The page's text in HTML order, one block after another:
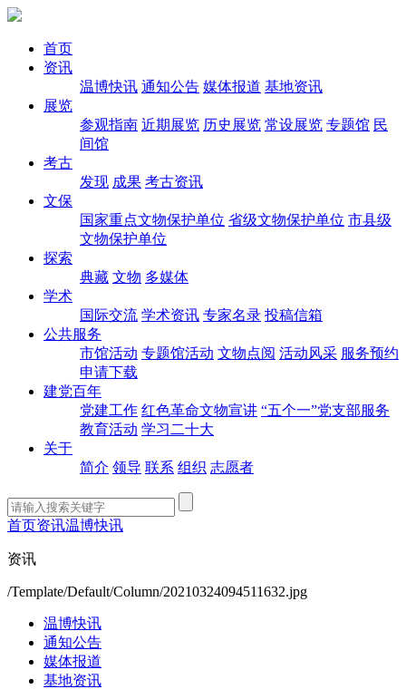
首页
资讯
温博快讯 通知公告 媒体报道 基地资讯
展览
参观指南 近期展览 历史展览 常设展览 专题馆 民
间馆
考古
发现 成果 考古资讯
文保
国家重点文物保护单位 省级文物保护单位 市县级
文物保护单位
探索
典藏 文物 多媒体
学术
国际交流 学术资讯 专家名录 投稿信箱
公共服务
市馆活动 专题馆活动 文物点阅 活动风采 服务预约
申请下载
建党百年
党建工作 红色革命文物宣讲 “五个一”党支部服务
教育活动 学习二十大
关于
简介 领导 联系 组织 志愿者
首页资讯温博快讯
资讯
/Template/Default/Column/20210324094511632.jpg
温博快讯
通知公告
媒体报道
基地资讯